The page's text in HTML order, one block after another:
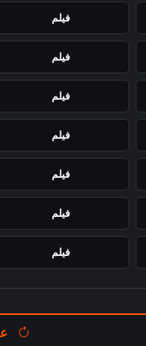
فيلم
فيلم
فيلم
فيلم
فيلم
فيلم
فيلم